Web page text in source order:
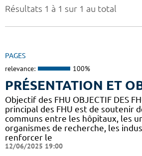
Résultats 1 à 1 sur 1 au total
PAGES
relevance: 100%
PRÉSENTATION ET
Objectif des FHU OBJECTIF DES
principal des FHU est de soutenir
communs entre les hôpitaux, les
organismes de recherche, les
renforcer le
12/06/2025 19:00